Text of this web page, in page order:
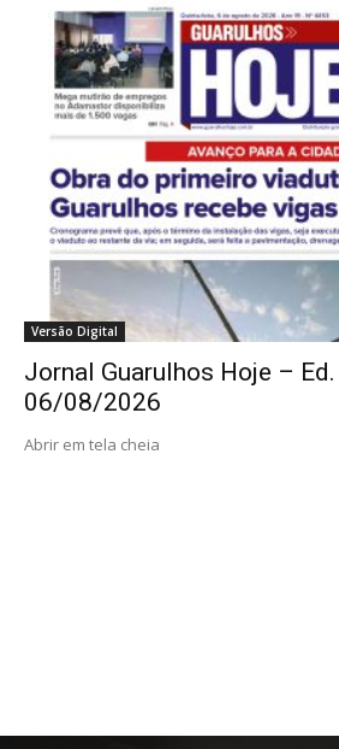
Versão Digital
Jornal Guarulhos Hoje –
06/08/2026
Abrir em tela cheia